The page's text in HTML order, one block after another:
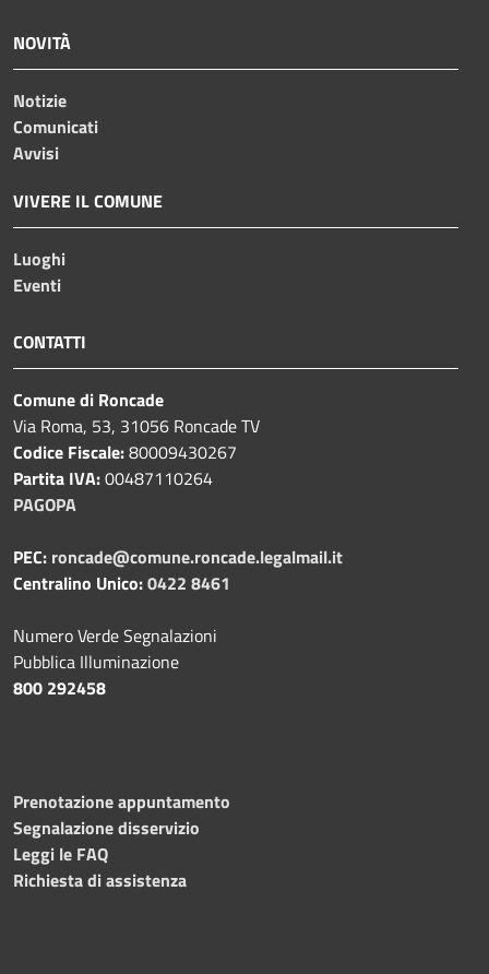
NOVITÀ
Notizie
Comunicati
Avvisi
VIVERE IL COMUNE
Luoghi
Eventi
CONTATTI
Comune di Roncade
Via Roma, 53, 31056 Roncade TV
Codice Fiscale:80009430267
Partita IVA:00487110264
PAGOPA
PEC: roncade@comune.roncade.legalmail.it
Centralino Unico:0422 8461
Numero Verde Segnalazioni
Pubblica Illuminazione
800 292458
Prenotazione appuntamento
Segnalazione disservizio
Leggi le FAQ
Richiesta di assistenza